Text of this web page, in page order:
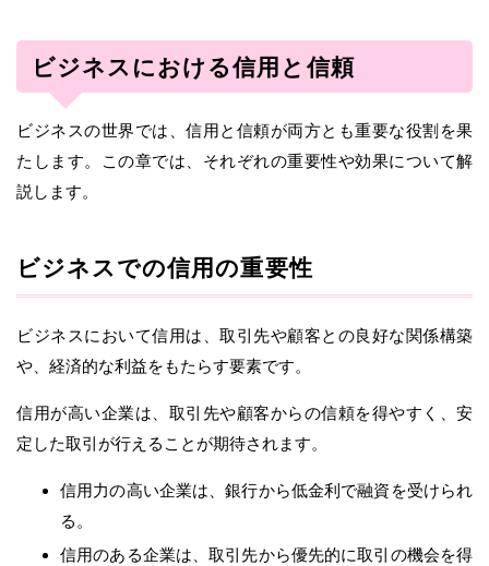
ビジネスにおける信用と信頼
ビジネスの世界では、信用と信頼が両方とも重要な役割を果
たします。この章では、それぞれの重要性や効果について解
説します。
ビジネスでの信用の重要性
ビジネスにおいて信用は、取引先や顧客との良好な関係構築
や、経済的な利益をもたらす要素です。
信用が高い企業は、取引先や顧客からの信頼を得やすく、安
定した取引が行えることが期待されます。
信用力の高い企業は、銀行から低金利で融資を受けられ
る。
信用のある企業は、取引先から優先的に取引の機会を得